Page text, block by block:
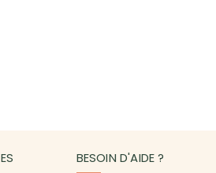
BESOIN D'AIDE ?